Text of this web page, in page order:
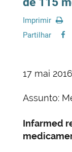
Imprimir
Partilhar
17 mai 2016
Assunto:
Infarmed